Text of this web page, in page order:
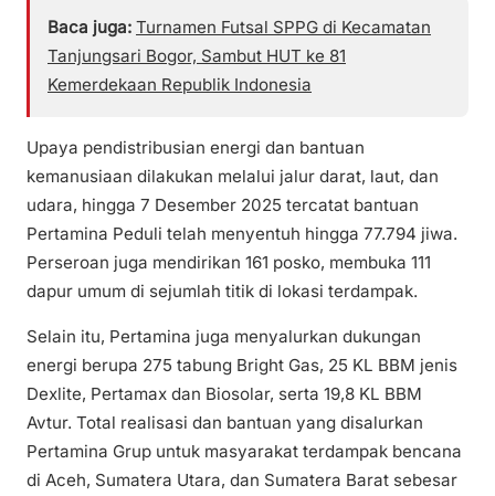
Baca juga: Turnamen Futsal SPPG di Kecamatan
Tanjungsari Bogor, Sambut HUT ke 81
Kemerdekaan Republik Indonesia
Upaya pendistribusian energi dan bantuan
kemanusiaan dilakukan melalui jalur darat, laut, dan
udara, hingga 7 Desember 2025 tercatat bantuan
Pertamina Peduli telah menyentuh hingga 77.794 jiwa.
Perseroan juga mendirikan 161 posko, membuka 111
dapur umum di sejumlah titik di lokasi terdampak.
Selain itu, Pertamina juga menyalurkan dukungan
energi berupa 275 tabung Bright Gas, 25 KL BBM jenis
Dexlite, Pertamax dan Biosolar, serta 19,8 KL BBM
Avtur. Total realisasi dan bantuan yang disalurkan
Pertamina Grup untuk masyarakat terdampak bencana
di Aceh, Sumatera Utara, dan Sumatera Barat sebesar